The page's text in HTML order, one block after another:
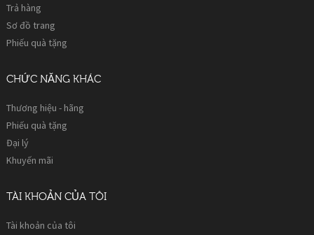
Trả hàng
Sơ đồ trang
Phiếu quà tặng
CHỨC NĂNG KHÁC
Thương hiệu - hãng
Phiếu quà tặng
Đại lý
Khuyến mãi
TÀI KHOẢN CỦA TÔI
Tài khoản của tôi